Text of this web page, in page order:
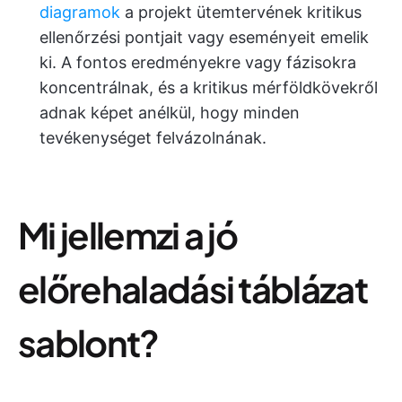
diagramok a projekt ütemtervének kritikus
ellenőrzési pontjait vagy eseményeit emelik
ki. A fontos eredményekre vagy fázisokra
koncentrálnak, és a kritikus mérföldkövekről
adnak képet anélkül, hogy minden
tevékenységet felvázolnának.
Mi jellemzi a jó
előrehaladási táblázat
sablont?